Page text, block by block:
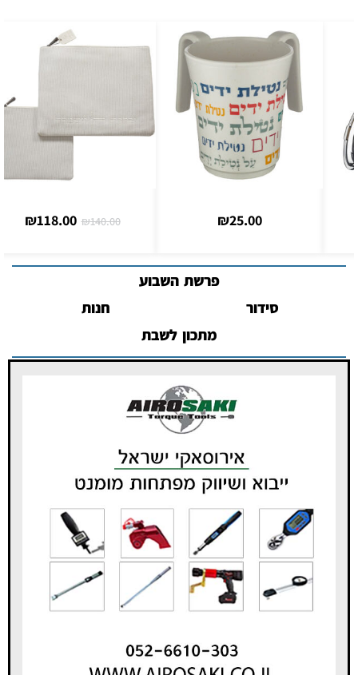
₪25.00
₪140.00
₪118.00
פרשת השבוע
סידור
חנות
מתכון לשבת